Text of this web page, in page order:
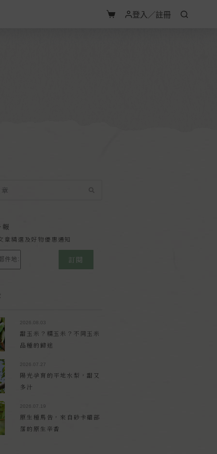
登入／註冊
章精選及好物優惠通知
訂閱
2026.08.03
甜玉米？糯玉米？不同玉米
品種的歸途
2026.07.27
陽光孕育的平地水梨，甜又
多汁
2026.07.19
原生種馬告，來自砂卡礑部
落的原生辛香